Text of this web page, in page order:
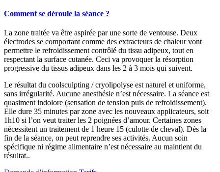
Comment se déroule la séance ?
La zone traitée va être aspirée par une sorte de ventouse. Deux
électrodes se comportant comme des extracteurs de chaleur vont
permettre le refroidissement contrôlé du tissu adipeux, tout en
respectant la surface cutanée. Ceci va provoquer la résorption
progressive du tissus adipeux dans les 2 à 3 mois qui suivent.
Le résultat du coolsculpting / cryolipolyse est naturel et uniforme,
sans irrégularité. Aucune anesthésie n’est nécessaire. La séance est
quasiment indolore (sensation de tension puis de refroidissement).
Elle dure 35 minutes par zone avec les nouveaux applicateurs, soit
1h10 si l’on veut traiter les 2 poignées d’amour. Certaines zones
nécessitent un traitement de 1 heure 15 (culotte de cheval). Dès la
fin de la séance, on peut reprendre ses activités. Aucun soin
spécifique ni régime alimentaire n’est nécessaire au maintient du
résultat..